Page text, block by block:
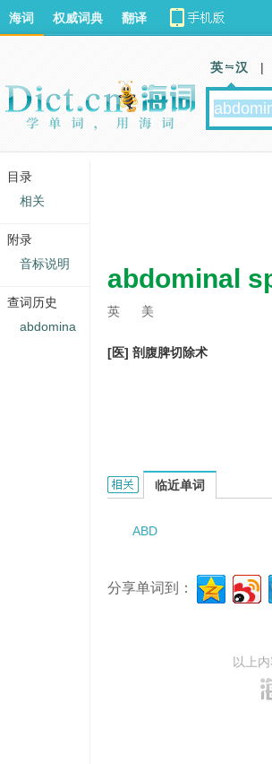
abdominal
英 美
[医] 剖腹脾切除术
abdominal splenectomy的
临近单词
ABD
分享单词到：
以上
海词 权威词典 翻译
英 汉 |
目录
相关
附录
音标说明
查词历史
abdomina